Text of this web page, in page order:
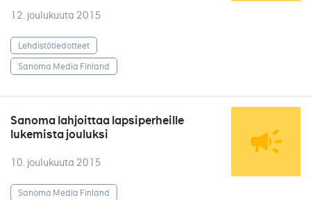
12. joulukuuta 2015
Lehdistötiedotteet
Sanoma Media Finland
Sanoma lahjoittaa lapsiperheille
lukemista jouluksi
10. joulukuuta 2015
Sanoma Media Finland